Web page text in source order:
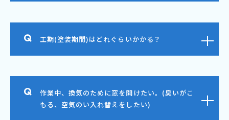
工期(塗装期間)はどれぐらいかかる？
作業中、換気のために窓を開けたい。(臭いがこ
もる、空気のい入れ替えをしたい)